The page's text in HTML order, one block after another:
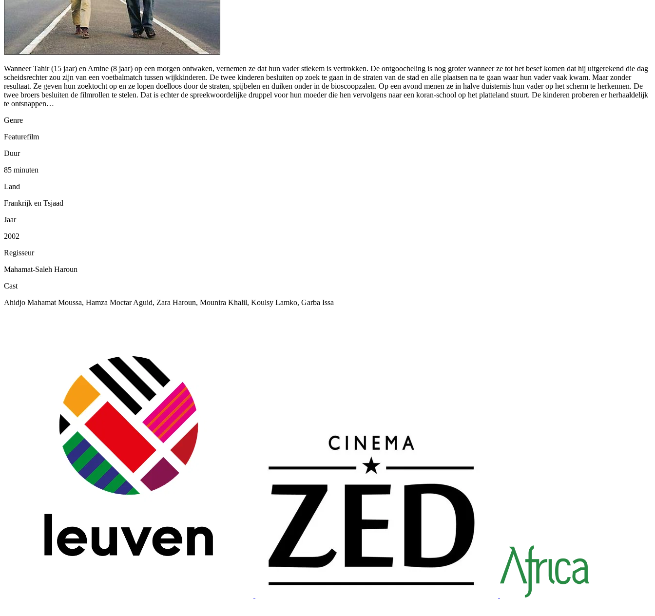
Wanneer Tahir (15 jaar) en Amine (8 jaar) op een morgen ontwaken, vernemen ze dat hun vader stiekem is vertrokken. De ontgoocheling is nog groter wanneer ze tot het besef komen dat hij uitgerekend die dag
scheidsrechter zou zijn van een voetbalmatch tussen wijkkinderen. De twee kinderen besluiten op zoek te gaan in de straten van de stad en alle plaatsen na te gaan waar hun vader vaak kwam. Maar zonder
resultaat. Ze geven hun zoektocht op en ze lopen doelloos door de straten, spijbelen en duiken onder in de bioscoopzalen. Op een avond menen ze in halve duisternis hun vader op het scherm te herkennen. De
twee broers besluiten de filmrollen te stelen. Dat is echter de spreekwoordelijke druppel voor hun moeder die hen vervolgens naar een koran-school op het platteland stuurt. De kinderen proberen er herhaaldelijk
te ontsnappen…
Genre
Featurefilm
Duur
85 minuten
Land
Frankrijk en Tsjaad
Jaar
2002
Regisseur
Mahamat-Saleh Haroun
Cast
Ahidjo Mahamat Moussa, Hamza Moctar Aguid, Zara Haroun, Mounira Khalil, Koulsy Lamko, Garba Issa